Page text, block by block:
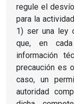
regule el
para la
1) ser una ley
que, en
información
precaución es
caso, un
autoridad